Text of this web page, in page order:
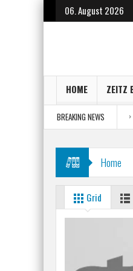
06. August 2026
HOME ZEITZ
BREAKING NEWS
bei der Stadt Zeitz
Home
Grid